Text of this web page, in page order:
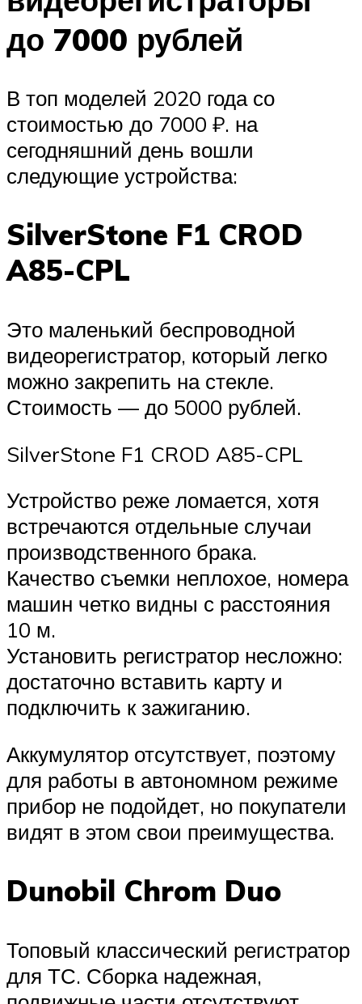
до 7000 рублей
В топ моделей 2020 года со
стоимостью до 7000 ₽. на
сегодняшний день вошли
следующие устройства:
SilverStone F1 CROD
A85-CPL
Это маленький беспроводной
видеорегистратор, который легко
можно закрепить на стекле.
Стоимость — до 5000 рублей.
SilverStone F1 CROD A85-CPL
Устройство реже ломается, хотя
встречаются отдельные случаи
производственного брака.
Качество съемки неплохое, номера
машин четко видны с расстояния
10 м.
Установить регистратор несложно:
достаточно вставить карту и
подключить к зажиганию.
Аккумулятор отсутствует, поэтому
для работы в автономном режиме
прибор не подойдет, но покупатели
видят в этом свои преимущества.
Dunobil Chrom Duo
Топовый классический регистратор
для ТС. Сборка надежная,